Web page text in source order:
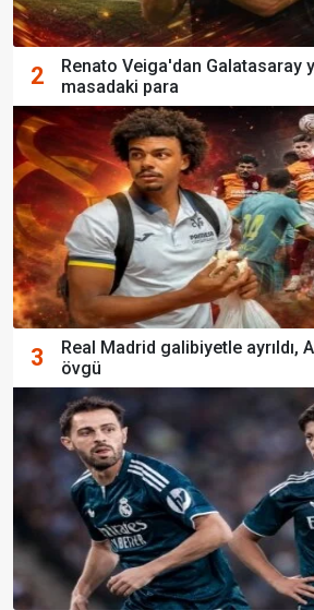
2
Renato Veiga'dan Galatasaray
masadaki para
3
Real Madrid galibiyetle ayrıldı,
övgü